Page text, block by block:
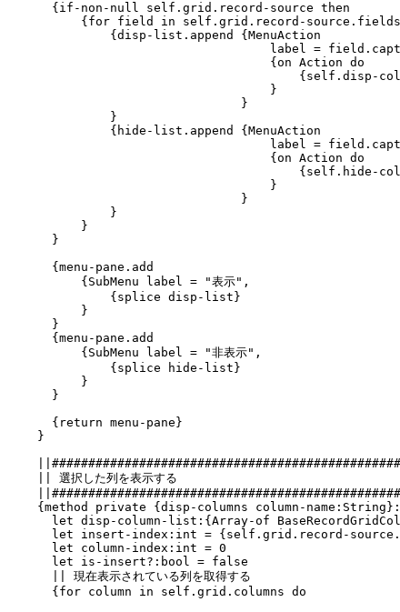
{if-non-null self.grid.record-source then
{for field in self.grid.record-source.fields
{disp-list.append {MenuAction
label =
{on Action do
{self.disp-columns
}
}
}
{hide-list.append {MenuAction
label =
{on Action do
{self.hide-columns
}
}
}
}
}
{menu-pane.add
{SubMenu label = "表示",
{splice disp-list}
}
}
{menu-pane.add
{SubMenu label = "非表示",
{splice hide-list}
}
}
{return menu-pane}
}
|| 選択した列を表示する
{method private {disp-columns column-
let disp-column-list:{Array-of
let insert-index:int = {self.grid.record-
let column-index:int = 0
let is-insert?:bool = false
|| 現在表示されている列を取得する
{for column in self.grid.columns do